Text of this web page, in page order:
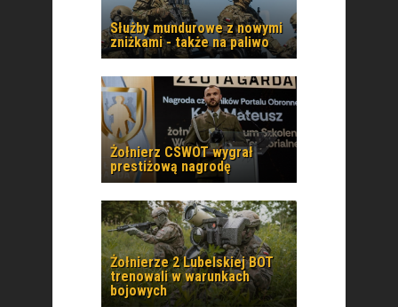
Służby mundurowe z nowymi
zniżkami - także na paliwo
Żołnierz CSWOT wygrał
prestiżową nagrodę
Żołnierze 2 Lubelskiej BOT
trenowali w warunkach
bojowych